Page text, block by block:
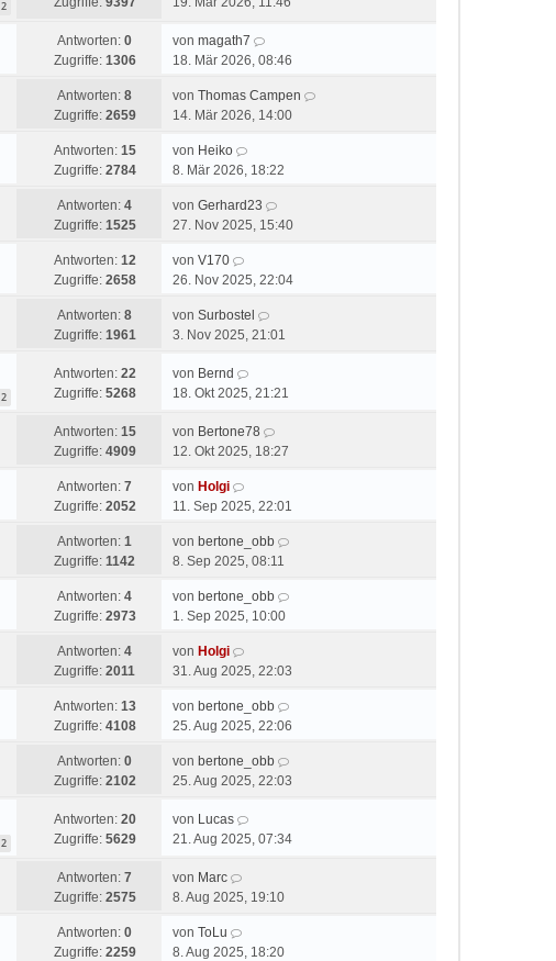
2
Antworten: 0
Zugriffe: 1306
von magath7
18. Mär 2026, 08:46
Antworten: 8
Zugriffe: 2659
von Thomas Campen
14. Mär 2026, 14:00
Antworten: 15
Zugriffe: 2784
von Heiko
8. Mär 2026, 18:22
Antworten: 4
Zugriffe: 1525
von Gerhard23
27. Nov 2025, 15:40
Antworten: 12
Zugriffe: 2658
von V170
26. Nov 2025, 22:04
Antworten: 8
Zugriffe: 1961
von Surbostel
3. Nov 2025, 21:01
2
Antworten: 22
Zugriffe: 5268
von Bernd
18. Okt 2025, 21:21
Antworten: 15
Zugriffe: 4909
von Bertone78
12. Okt 2025, 18:27
Antworten: 7
Zugriffe: 2052
von Holgi
11. Sep 2025, 22:01
Antworten: 1
Zugriffe: 1142
von bertone_obb
8. Sep 2025, 08:11
Antworten: 4
Zugriffe: 2973
von bertone_obb
1. Sep 2025, 10:00
Antworten: 4
Zugriffe: 2011
von Holgi
31. Aug 2025, 22:03
Antworten: 13
Zugriffe: 4108
von bertone_obb
25. Aug 2025, 22:06
Antworten: 0
Zugriffe: 2102
von bertone_obb
25. Aug 2025, 22:03
2
Antworten: 20
Zugriffe: 5629
von Lucas
21. Aug 2025, 07:34
Antworten: 7
Zugriffe: 2575
von Marc
8. Aug 2025, 19:10
Antworten: 0
Zugriffe: 2259
von ToLu
8. Aug 2025, 18:20